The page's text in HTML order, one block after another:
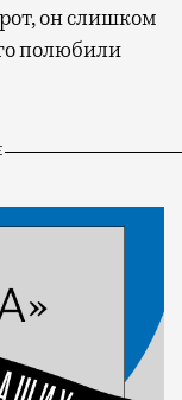
он слишком
полюбили